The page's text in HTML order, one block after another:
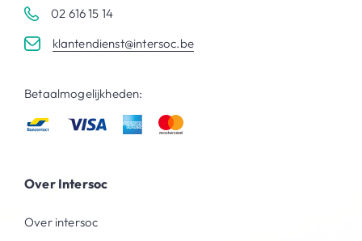
02 616 15 14
klantendienst@intersoc.be
Betaalmogelijkheden:
Over Intersoc
Over intersoc